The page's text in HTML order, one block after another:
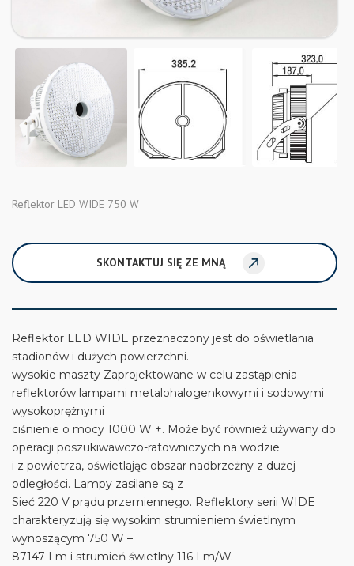
Reflektor LED WIDE 750 W
SKONTAKTUJ SIĘ ZE MNĄ
Reflektor LED WIDE przeznaczony jest do oświetlania
stadionów i dużych powierzchni.
wysokie maszty Zaprojektowane w celu zastąpienia
reflektorów lampami metalohalogenkowymi i sodowymi
wysokoprężnymi
ciśnienie o mocy 1000 W +. Może być również używany do
operacji poszukiwawczo-ratowniczych na wodzie
i z powietrza, oświetlając obszar nadbrzeżny z dużej
odległości. Lampy zasilane są z
Sieć 220 V prądu przemiennego. Reflektory serii WIDE
charakteryzują się wysokim strumieniem świetlnym
wynoszącym 750 W –
87147 Lm i strumień świetlny 116 Lm/W.